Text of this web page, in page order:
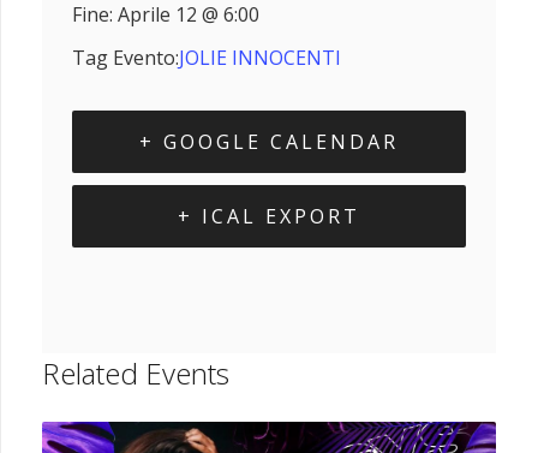
Fine: Aprile 12 @ 6:00
Tag Evento:JOLIE INNOCENTI
+ GOOGLE CALENDAR
+ ICAL EXPORT
Related Events